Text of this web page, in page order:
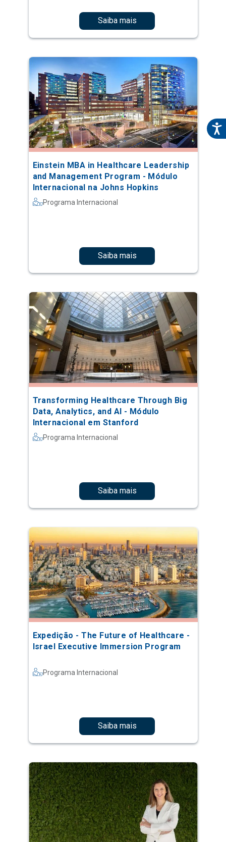
Saiba mais
Einstein MBA in Healthcare Leadership
and Management Program - Módulo
Internacional na Johns Hopkins
Programa Internacional
Saiba mais
Transforming Healthcare Through Big
Data, Analytics, and AI - Módulo
Internacional em Stanford
Programa Internacional
Saiba mais
Expedição - The Future of Healthcare -
Israel Executive Immersion Program
Programa Internacional
Saiba mais